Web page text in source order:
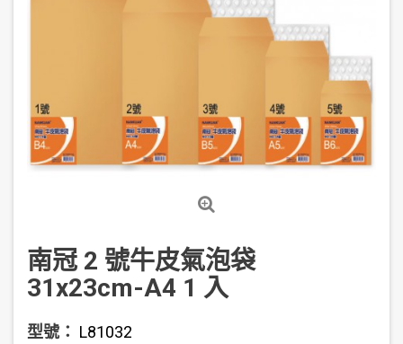
南冠 2 號牛皮氣泡袋
31x23cm-A4 1 入
型號： L81032